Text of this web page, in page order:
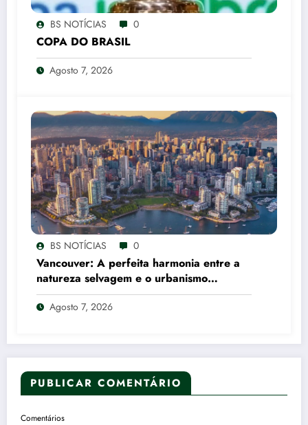
BS NOTÍCIAS 0
COPA DO BRASIL
Agosto 7, 2026
BS NOTÍCIAS 0
Vancouver: A perfeita harmonia entre a
natureza selvagem e o urbanismo
canadense
Agosto 7, 2026
PUBLICAR COMENTÁRIO
Comentários